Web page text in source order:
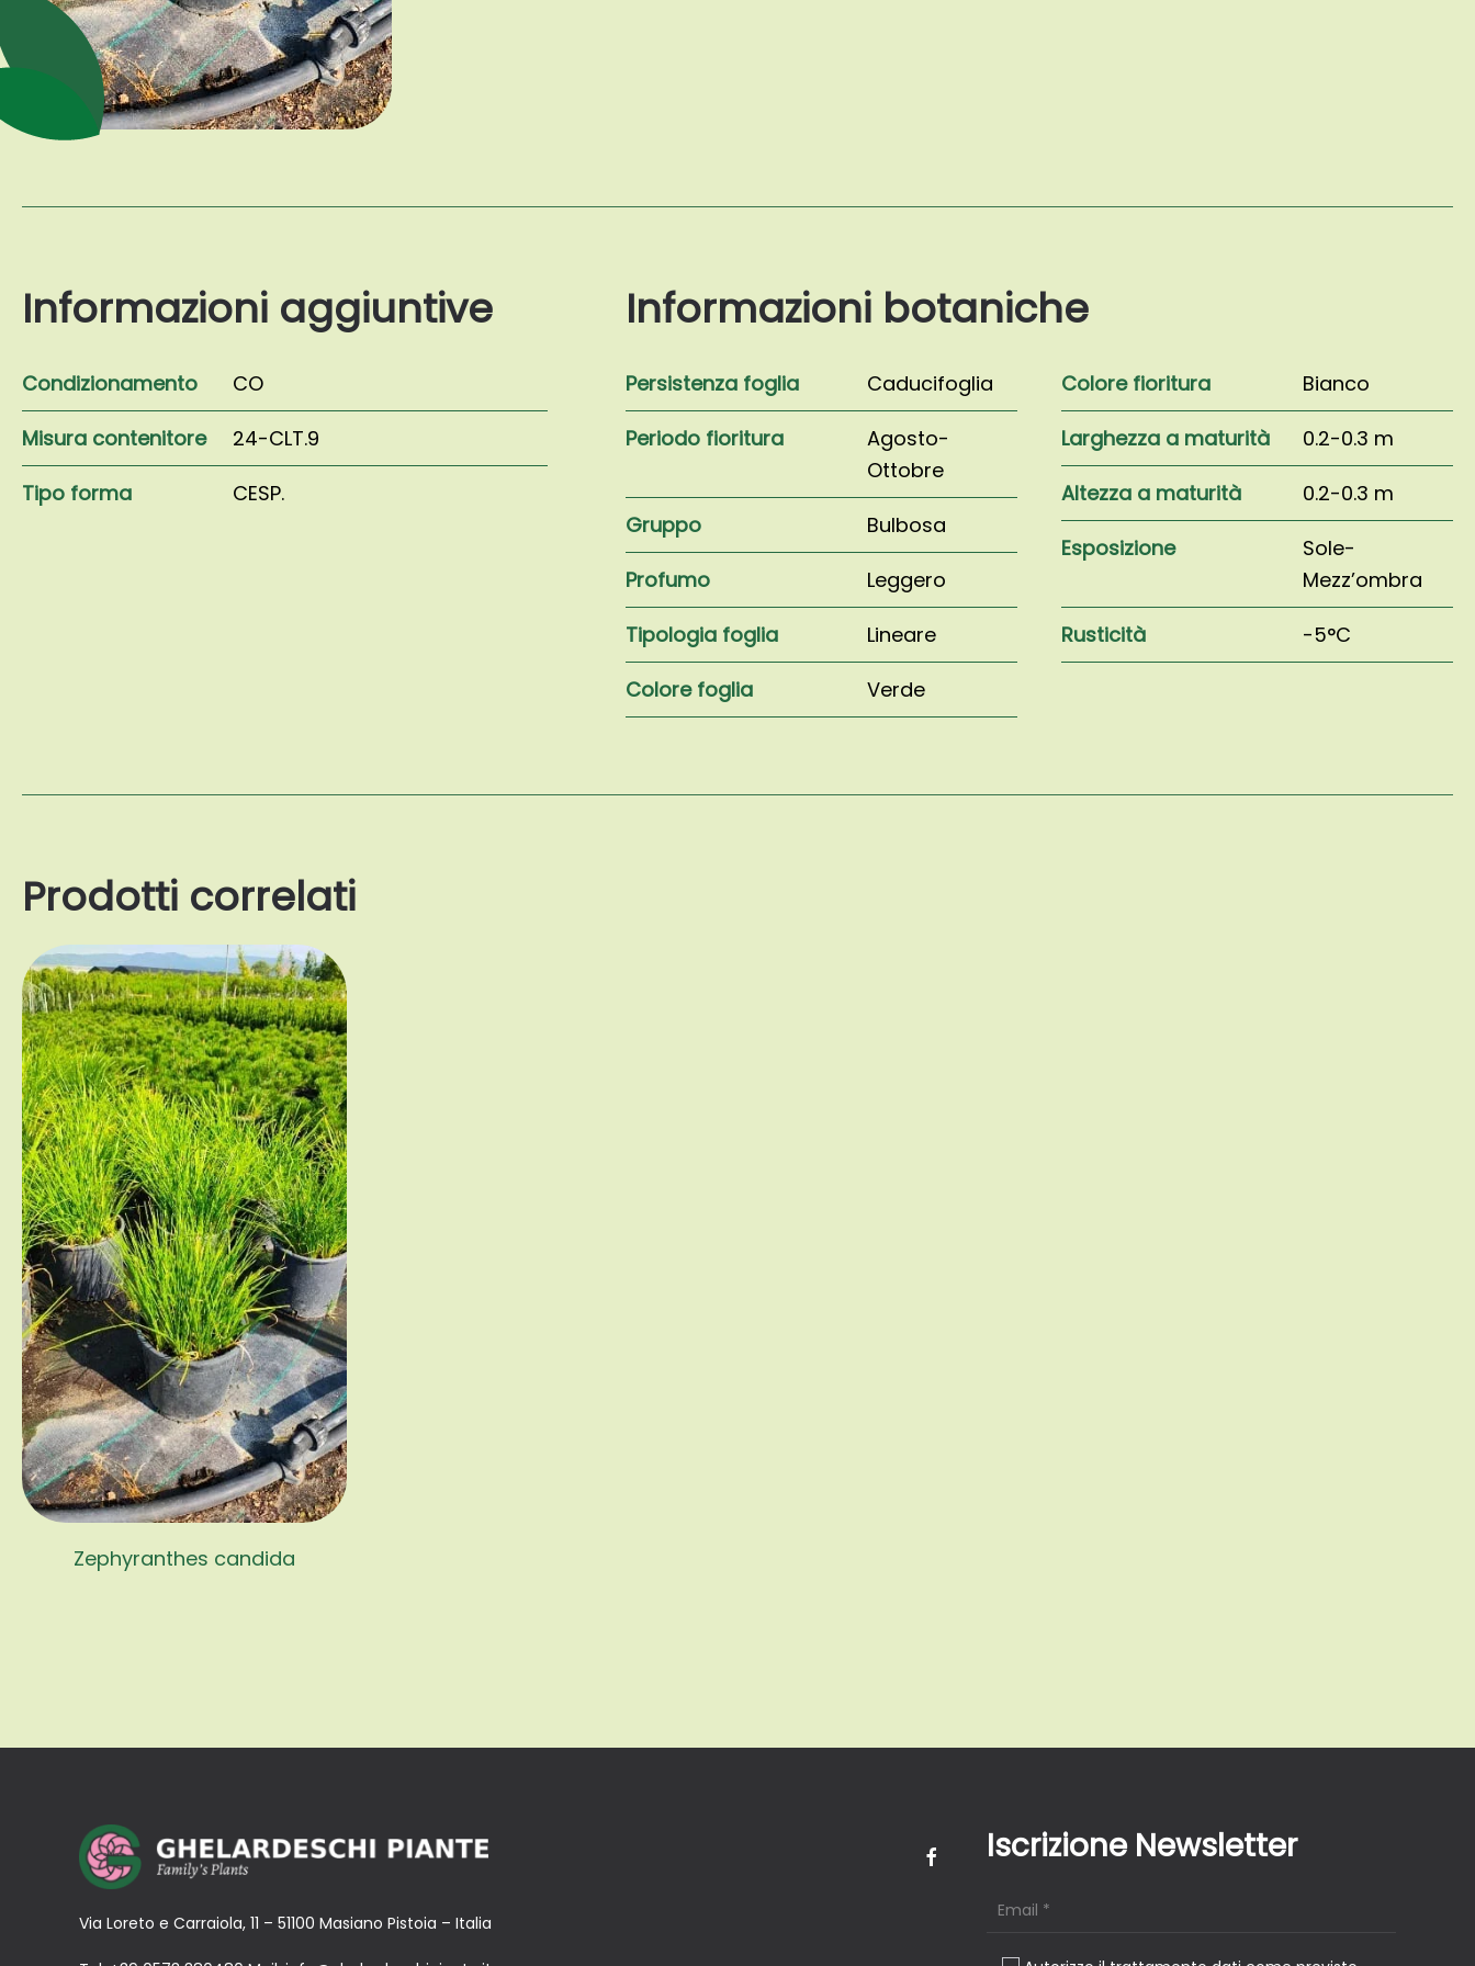
Informazioni aggiuntive
Condizionamento
CO
Misura contenitore
24-CLT.9
Tipo forma
CESP.
Informazioni botaniche
Persistenza foglia
Caducifoglia
Periodo fioritura
Agosto-
Ottobre
Gruppo
Bulbosa
Profumo
Leggero
Tipologia foglia
Lineare
Colore foglia
Verde
Colore fioritura
Bianco
Larghezza a maturità
0.2-0.3 m
Altezza a maturità
0.2-0.3 m
Esposizione
Sole-
Mezz’ombra
Rusticità
-5°C
Prodotti correlati
Zephyranthes candida
Via Loreto e Carraiola, 11 – 51100 Masiano Pistoia – Italia
Iscrizione Newsletter